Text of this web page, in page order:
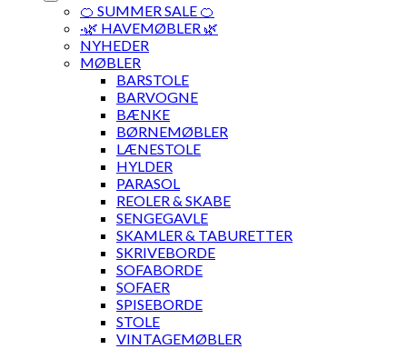
🍊 SUMMER SALE 🍊
·🌿 HAVEMØBLER 🌿
NYHEDER
MØBLER
BARSTOLE
BARVOGNE
BÆNKE
BØRNEMØBLER
LÆNESTOLE
HYLDER
PARASOL
REOLER & SKABE
SENGEGAVLE
SKAMLER & TABURETTER
SKRIVEBORDE
SOFABORDE
SOFAER
SPISEBORDE
STOLE
VINTAGEMØBLER